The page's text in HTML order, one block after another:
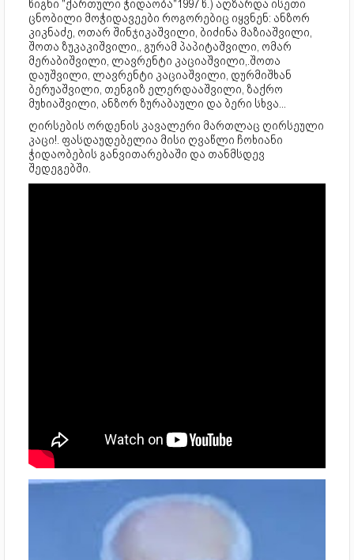
წიგნი "ქართული ჭიდაობა"1997 წ.) აღზარდა ისეთი
ცნობილი მოჭიდავეები როგორებიც იყვნენ: ანზორ
კიკნაძე, ოთარ შინჯიკაშვილი, ბიძინა მაზიაშვილი,
შოთა ზუკაკიშვილი,, გურამ პაპიტაშვილი, ომარ
მერაბიშვილი, ლავრენტი კაციაშვილი,.შოთა
დაუშვილი, ლავრენტი კაციაშვილი, დურმიშხან
ბერუაშვილი, თენგიზ ელერდააშვილი, ზაქრო
მუხიაშვილი, ანზორ ზურაბაული და ბერი სხვა...
ღირსების ორდენის კავალერი მართლაც ღირსეული
კაცი!. ფასდაუდებელია მისი ღვაწლი ჩოხიანი
ჭიდაობების განვითარებაში და თანმსდევ
შედეგებში.